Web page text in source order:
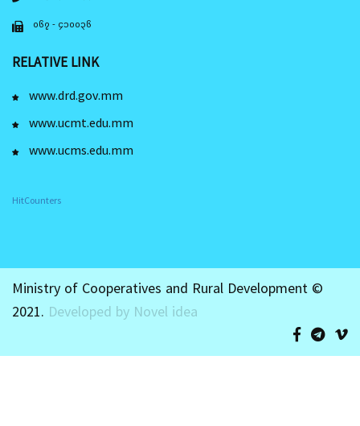
၀၆၇ - ၄၁၀၀၃၆
RELATIVE LINK
www.drd.gov.mm
www.ucmt.edu.mm
www.ucms.edu.mm
HitCounters
Ministry of Cooperatives and Rural Development ©
2021. Developed by Novel idea